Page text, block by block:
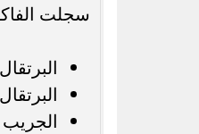
سجلت
البرتقال
البرتقال
الجريب